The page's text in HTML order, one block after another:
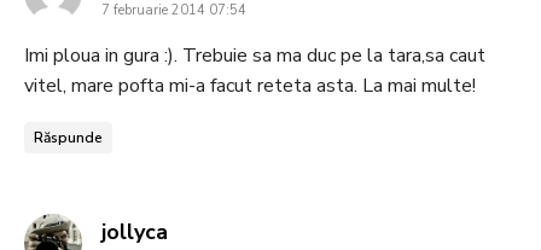
7 februarie 2014 07:54
Imi ploua in gura :). Trebuie sa ma duc pe la tara,sa caut
vitel, mare pofta mi-a facut reteta asta. La mai multe!
Răspunde
jollyca